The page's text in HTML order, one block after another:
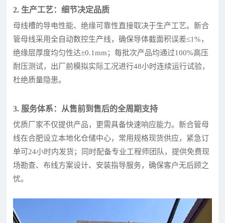
2. 生产工艺：细节决定品质
母线槽的导电性能、绝缘可靠性直接取决于生产工艺。新合
管母线采用全自动数控生产线，确保导体截面积误差≤1%，
绝缘层厚度均匀性达±0.1mm；每批次产品均通过100%高压
耐压测试，出厂前模拟实际工况进行48小时连续运行试验，
杜绝质量隐患。
3. 服务体系：从售前到售后的全周期支持
优质厂家不仅提供产品，更需具备快速响应能力。新合管母
线在合肥设立本地化仓储中心，常用规格现货供应，紧急订
单可24小时内发货；同时配备专业工程师团队，提供免费现
场勘查、布线方案设计、安装指导服务，确保客户无后顾之
忧。